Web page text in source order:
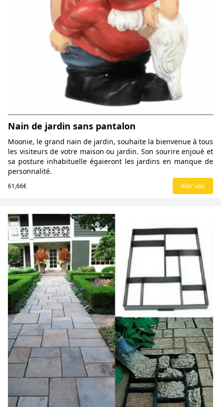
Nain de jardin sans pantalon
Moonie, le grand nain de jardin, souhaite la bienvenue à tous
les visiteurs de votre maison ou jardin. Son sourire enjoué et
sa posture inhabituelle égaieront les jardins en manque de
personnalité.
61,66€ Aller voir